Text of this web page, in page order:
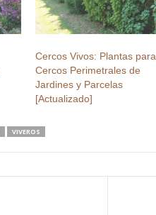
Cercos Vivos: Plantas para
Cercos Perimetrales de
Jardines y Parcelas
[Actualizado]
VIVEROS